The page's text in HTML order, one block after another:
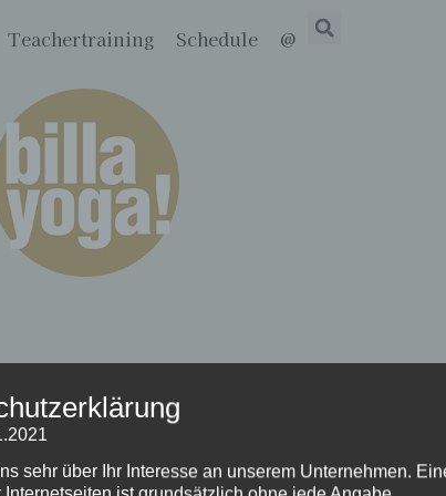
Teachertraining Schedule @
sehr über Ihr Interesse an unserem Unternehmen.